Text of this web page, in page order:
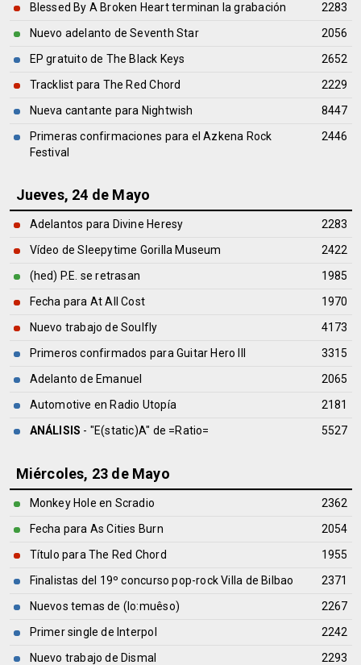
Blessed By A Broken Heart terminan la grabación
2283
Nuevo adelanto de Seventh Star
2056
EP gratuito de The Black Keys
2652
Tracklist para The Red Chord
2229
Nueva cantante para Nightwish
8447
Primeras confirmaciones para el Azkena Rock
Festival
2446
Jueves, 24 de Mayo
Adelantos para Divine Heresy
2283
Vídeo de Sleepytime Gorilla Museum
2422
(hed) P.E. se retrasan
1985
Fecha para At All Cost
1970
Nuevo trabajo de Soulfly
4173
Primeros confirmados para Guitar Hero III
3315
Adelanto de Emanuel
2065
Automotive en Radio Utopía
2181
ANÁLISIS - "E(static)A" de =Ratio= 5527
Miércoles, 23 de Mayo
Monkey Hole en Scradio
2362
Fecha para As Cities Burn
2054
Título para The Red Chord
1955
Finalistas del 19º concurso pop-rock Villa de Bilbao
2371
Nuevos temas de (lo:muêso)
2267
Primer single de Interpol
2242
Nuevo trabajo de Dismal
2293